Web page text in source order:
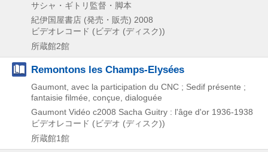
サシャ・ギトリ監督・脚本
紀伊国屋書店 (発売・販売) 2008
ビデオレコード (ビデオ (ディスク))
所蔵館2館
Remontons les Champs-Elysées
Gaumont, avec la participation du CNC ; Sedif présente ;
fantaisie filmée, conçue, dialoguée
Gaumont Vidéo c2008 Sacha Guitry : l'âge d'or 1936-1938
ビデオレコード (ビデオ (ディスク))
所蔵館1館